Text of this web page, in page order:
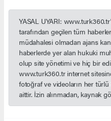
YASAL UYARI:
tarafından geçilen tüm
müdahalesi olmadan ajans
haberlerde yer alan hukuki
olup site yönetimi ve hiç bir
www.turk360.tr internet
fotoğraf ve videoların her
aittir. İzin alınmadan, kaynak